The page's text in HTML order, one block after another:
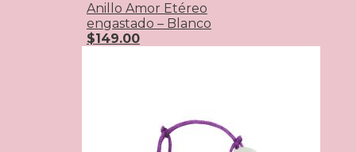
Anillo Amor Etéreo
engastado – Blanco
$149.00